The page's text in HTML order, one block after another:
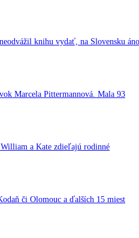
knihu vydať, na Slovensku
Marcela Pittermannová. Mala 93
a Kate zdieľajú rodinné
či Olomouc a ďalších 15 miest